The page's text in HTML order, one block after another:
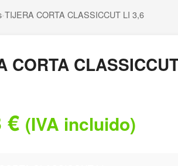
›TIJERA CORTA CLASSICCUT LI 3,6
CORTA
€ (IVA incluido)